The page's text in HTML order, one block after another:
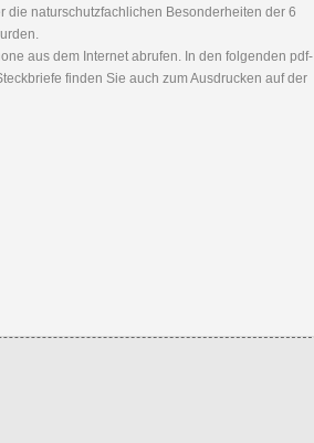
die naturschutzfachlichen Besonderheiten der 6
aus dem Internet abrufen. In den folgenden pdf-
finden Sie auch zum Ausdrucken auf der